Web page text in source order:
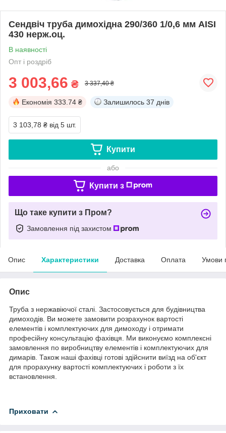
Сендвіч труба димохідна 290/360 1/0,6 мм AISI
430 нерж.оц.
В наявності
Опт і роздріб
3 003,66 ₴ 3 337,40 ₴
Економія 333.74 ₴ Залишилось 37 днів
3 103,78 ₴ від 5 шт.
Купити
або
Купити з
Що таке купити з Пром?
Замовлення під захистом
Опис Характеристики Доставка Оплата Умови
Опис
Труба з нержавіючої сталі. Застосовується для будівництва
димоходів. Ви можете замовити розрахунок вартості
елементів і комплектуючих для димоходу і отримати
професійну консультацію фахівця. Ми виконуємо комплексні
замовлення по виробництву елементів і комплектуючих для
димарів. Також наші фахівці готові здійснити виїзд на об'єкт
для прорахунку вартості комплектуючих і роботи з їх
встановлення.
Приховати